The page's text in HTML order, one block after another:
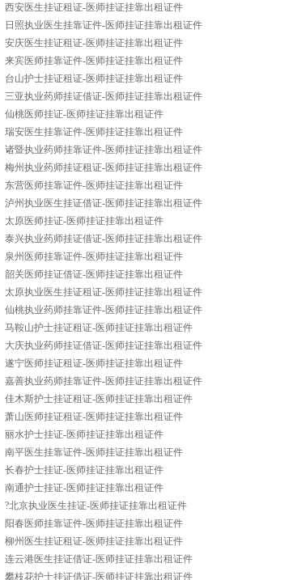
西安医生挂证租证-医师挂证挂靠出租证件
日照执业医生挂靠证件-医师挂证挂靠出租证件
安庆医生挂证租证-医师挂证挂靠出租证件
来宾医师挂靠证件-医师挂证挂靠出租证件
台山护士挂证租证-医师挂证挂靠出租证件
三亚执业药师挂证借证-医师挂证挂靠出租证件
仙桃医师挂证-医师挂证挂靠出租证件
瑞安医生挂靠证件-医师挂证挂靠出租证件
诸暨执业药师挂靠证件-医师挂证挂靠出租证件
梅州执业药师挂证租证-医师挂证挂靠出租证件
东营医师挂靠证件-医师挂证挂靠出租证件
泸州执业医生挂证借证-医师挂证挂靠出租证件
太原医师挂证-医师挂证挂靠出租证件
泰兴执业药师挂证借证-医师挂证挂靠出租证件
泉州医师挂靠证件-医师挂证挂靠出租证件
韶关医师挂证借证-医师挂证挂靠出租证件
太原执业医生挂证租证-医师挂证挂靠出租证件
仙桃执业药师挂靠证件-医师挂证挂靠出租证件
马鞍山护士挂证租证-医师挂证挂靠出租证件
大庆执业药师挂证借证-医师挂证挂靠出租证件
遂宁医师挂证租证-医师挂证挂靠出租证件
嘉善执业药师挂靠证件-医师挂证挂靠出租证件
佳木斯护士挂证租证-医师挂证挂靠出租证件
萧山医师挂证租证-医师挂证挂靠出租证件
丽水护士挂证-医师挂证挂靠出租证件
南平医生挂靠证件-医师挂证挂靠出租证件
长春护士挂证-医师挂证挂靠出租证件
南通护士挂证-医师挂证挂靠出租证件
?北京执业医生挂证-医师挂证挂靠出租证件
阳春医师挂靠证件-医师挂证挂靠出租证件
柳州医生挂证租证-医师挂证挂靠出租证件
连云港医生挂证借证-医师挂证挂靠出租证件
攀枝花护士挂证借证-医师挂证挂靠出租证件